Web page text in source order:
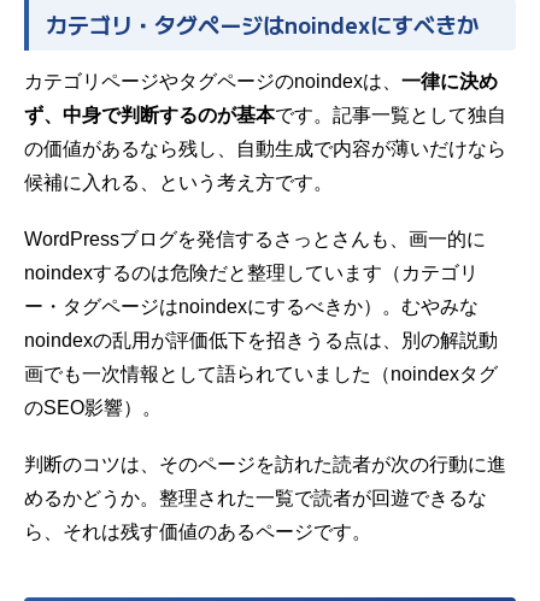
カテゴリ・タグページはnoindexにすべきか
カテゴリページやタグページのnoindexは、 一律に決め
ず、中身で判断するのが基本です。記事一覧として独自
の価値があるなら残し、自動生成で内容が薄いだけなら
候補に入れる、という考え方です。
WordPressブログを発信するさっとさんも、画一的に
noindexするのは危険だと整理しています（ カテゴリ
ー・タグページはnoindexにするべきか）。むやみな
noindexの乱用が評価低下を招きうる点は、別の解説動
画でも一次情報として語られていました（noindexタグ
のSEO影響）。
判断のコツは、そのページを訪れた読者が次の行動に進
めるかどうか。整理された一覧で読者が回遊できるな
ら、それは残す価値のあるページです。